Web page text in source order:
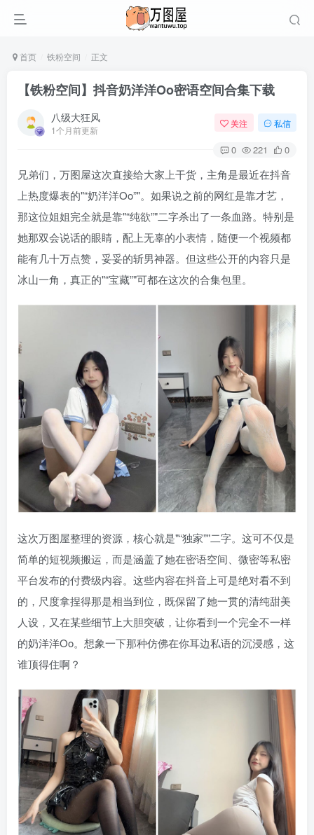
首页 铁粉空间 正文
【铁粉空间】抖音奶洋洋Oo密语空间合集下载
八级大狂风
1个月前更新
关注 私信
0 221 0
兄弟们，万图屋这次直接给大家上干货，主角是最近在抖音
上热度爆表的 “奶洋洋Oo” 。如果说之前的网红是靠才艺，
那这位姐姐完全就是靠 “纯欲” 二字杀出了一条血路。特别是
她那双会说话的眼睛，配上无辜的小表情，随便一个视频都
能有几十万点赞，妥妥的斩男神器。但这些公开的内容只是
冰山一角，真正的 “宝藏” 可都在这次的合集包里。
这次万图屋整理的资源，核心就是 “独家” 二字。这可不仅是
简单的短视频搬运，而是涵盖了她在密语空间、微密等私密
平台发布的付费级内容。这些内容在抖音上可是绝对看不到
的，尺度拿捏得那是相当到位，既保留了她一贯的清纯甜美
人设，又在某些细节上大胆突破，让你看到一个完全不一样
的奶洋洋Oo。想象一下那种仿佛在你耳边私语的沉浸感，这
谁顶得住啊？